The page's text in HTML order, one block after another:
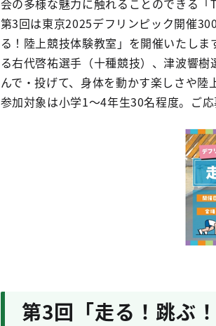
会の多様な魅力に触れることのできる「
第3回は東京2025デフリンピック開催
る！陸上競技体験教室」を開催いたし
る右代啓祐選手（十種競技）、津波響
んで・投げて、身体を動かす楽しさや陸
参加対象は小学1～4年生30名程度。ご
第3回「走る！跳ぶ